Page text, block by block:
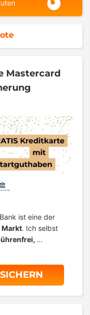
Mastercard
ist eine der
Markt. Ich selbst
…